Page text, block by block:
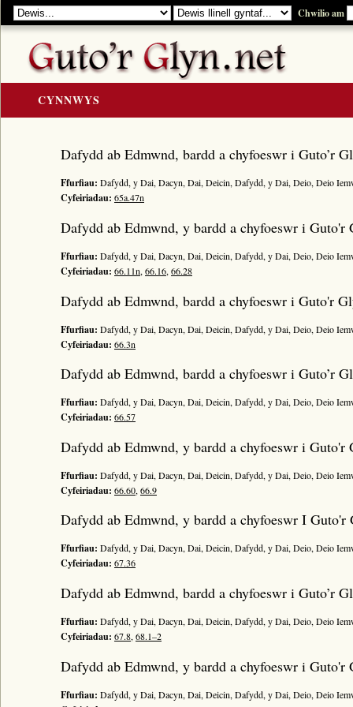
Chwilio am
CYNNWYS
Y GOLYGIAD
Y Cerddi
Noddwyr a Beirdd
Enwau Personol
Llawysgrifau a Cherddi
ADNODDAU
Am y prosiect
Canllawiau
Y Gerdd a’r Gân
Cyhoeddiadau
Erthyglau
Golygu Digidol
CYMRU GUTO
Dafydd ab Edmwnd, bardd a chyfoeswr i Guto’r
Ffurfiau: Dafydd, y Dai, Dacyn, Dai, Deicin, Dafydd, y Dai, Deio, Deio
Cyfeiriadau: 65a.47n
Dafydd ab Edmwnd, y bardd a chyfoeswr i Guto'r
Ffurfiau: Dafydd, y Dai, Dacyn, Dai, Deicin, Dafydd, y Dai, Deio, Deio
Cyfeiriadau: 66.11n, 66.16, 66.28
Dafydd ab Edmwnd, bardd a chyfoeswr i Guto'r
Ffurfiau: Dafydd, y Dai, Dacyn, Dai, Deicin, Dafydd, y Dai, Deio, Deio
Cyfeiriadau: 66.3n
Dafydd ab Edmwnd, bardd a chyfoeswr i Guto’r
Ffurfiau: Dafydd, y Dai, Dacyn, Dai, Deicin, Dafydd, y Dai, Deio, Deio
Cyfeiriadau: 66.57
Dafydd ab Edmwnd, y bardd a chyfoeswr i Guto'r
Ffurfiau: Dafydd, y Dai, Dacyn, Dai, Deicin, Dafydd, y Dai, Deio, Deio
Cyfeiriadau: 66.60, 66.9
Dafydd ab Edmwnd, y bardd a chyfoeswr I Guto'r
Ffurfiau: Dafydd, y Dai, Dacyn, Dai, Deicin, Dafydd, y Dai, Deio, Deio
Cyfeiriadau: 67.36
Dafydd ab Edmwnd, bardd a chyfoeswr i Guto’r
Ffurfiau: Dafydd, y Dai, Dacyn, Dai, Deicin, Dafydd, y Dai, Deio, Deio
Cyfeiriadau: 67.8, 68.1–2
Dafydd ab Edmwnd, y bardd a chyfoeswr i Guto'r
Ffurfiau: Dafydd, y Dai, Dacyn, Dai, Deicin, Dafydd, y Dai, Deio, Deio